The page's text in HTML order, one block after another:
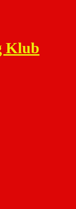
Klub